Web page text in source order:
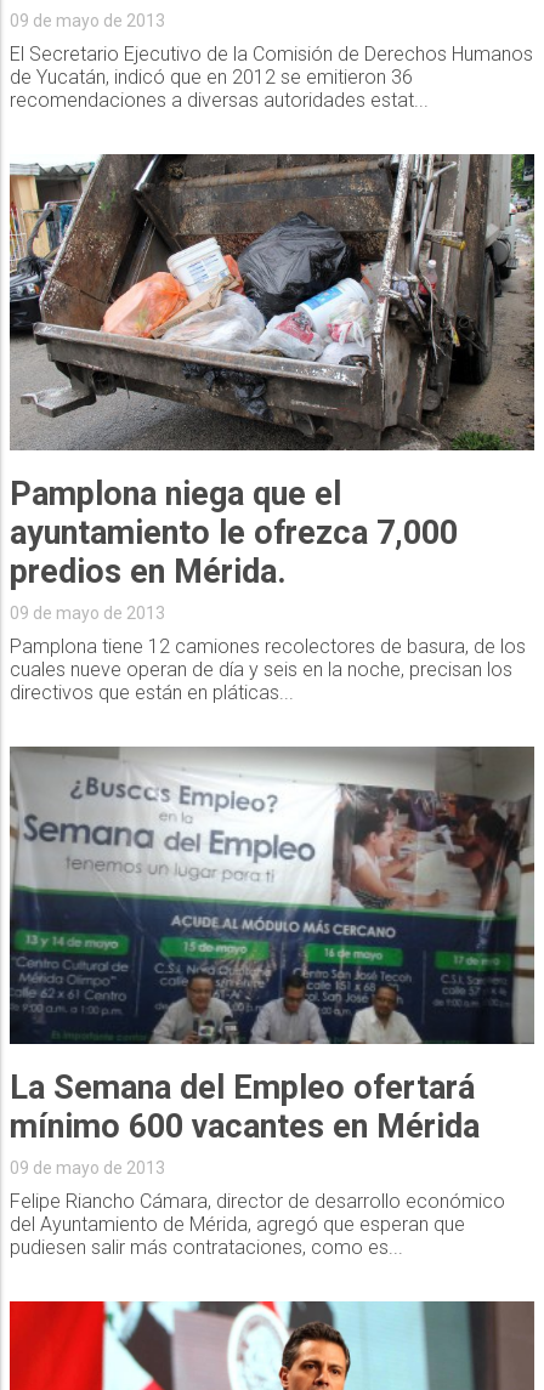
09 de mayo de 2013
El Secretario Ejecutivo de la Comisión de Derechos Humanos
de Yucatán, indicó que en 2012 se emitieron 36
recomendaciones a diversas autoridades estat...
Pamplona niega que el
ayuntamiento le ofrezca 7,000
predios en Mérida.
09 de mayo de 2013
Pamplona tiene 12 camiones recolectores de basura, de los
cuales nueve operan de día y seis en la noche, precisan los
directivos que están en pláticas...
La Semana del Empleo ofertará
mínimo 600 vacantes en Mérida
09 de mayo de 2013
Felipe Riancho Cámara, director de desarrollo económico
del Ayuntamiento de Mérida, agregó que esperan que
pudiesen salir más contrataciones, como es...